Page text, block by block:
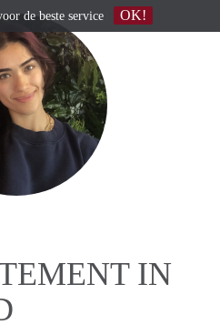
IN
de beste service OK!